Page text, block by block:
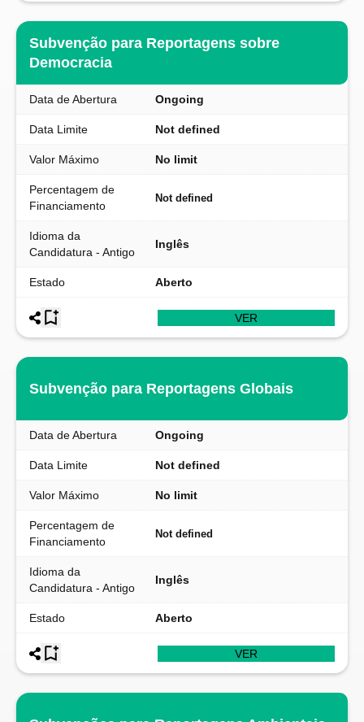
Subvenção para Reportagens sobre
Democracia
Data de Abertura Ongoing
Data Limite Not defined
Valor Máximo No limit
Percentagem de
Financiamento
Not defined
Idioma da
Candidatura - Antigo
Inglês
Estado Aberto
VER
Subvenção para Reportagens Globais
Data de Abertura Ongoing
Data Limite Not defined
Valor Máximo No limit
Percentagem de
Financiamento
Not defined
Idioma da
Candidatura - Antigo
Inglês
Estado Aberto
VER